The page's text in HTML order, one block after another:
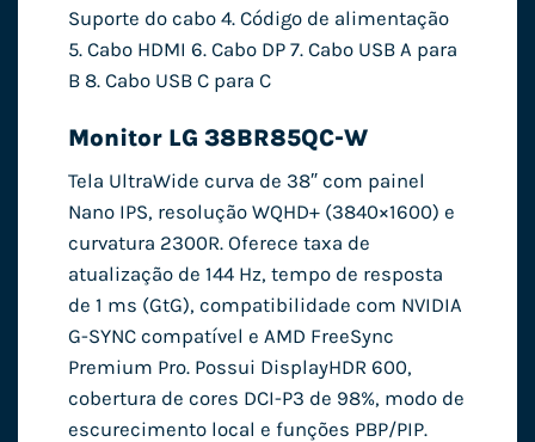
Suporte do cabo 4. Código de alimentação
5. Cabo HDMI 6. Cabo DP 7. Cabo USB A para
B 8. Cabo USB C para C
Monitor LG 38BR85QC-W
Tela UltraWide curva de 38″ com painel
Nano IPS, resolução WQHD+ (3840×1600) e
curvatura 2300R. Oferece taxa de
atualização de 144 Hz, tempo de resposta
de 1 ms (GtG), compatibilidade com NVIDIA
G-SYNC compatível e AMD FreeSync
Premium Pro. Possui DisplayHDR 600,
cobertura de cores DCI-P3 de 98%, modo de
escurecimento local e funções PBP/PIP.